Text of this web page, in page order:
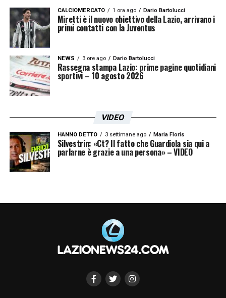
CALCIOMERCATO 1 ora ago Dario Bartolucci
Miretti è il nuovo obiettivo della Lazio, arrivano i
primi contatti con la Juventus
NEWS 3 ore ago Dario Bartolucci
Rassegna stampa Lazio: prime pagine quotidiani
sportivi – 10 agosto 2026
VIDEO
HANNO DETTO 3 settimane ago Maria Floris
Silvestrin: «Ct? Il fatto che Guardiola sia qui a
parlarne è grazie a una persona» – VIDEO